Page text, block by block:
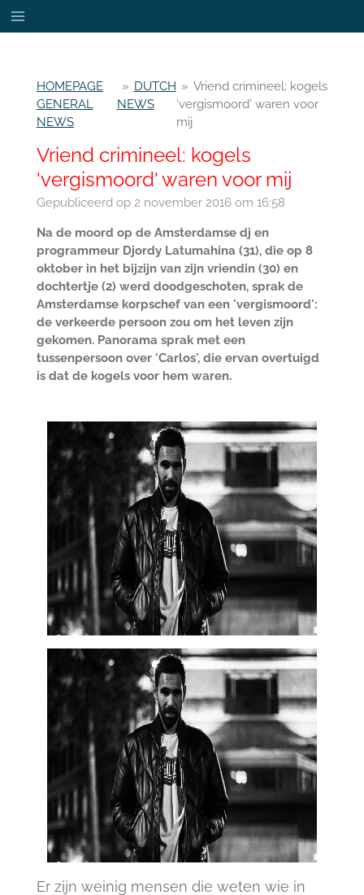
Ga
direct
hoofdinhoud
HOMEPAGE
GENERAL
NEWS
» DUTCH
NEWS
» Vriend crimineel: kogels
'vergismoord' waren voor
mij
Vriend crimineel: kogels
'vergismoord' waren voor mij
Gepubliceerd op 2 november 2016 om 16:58
Na de moord op de Amsterdamse dj en
programmeur Djordy Latumahina (31), die op 8
oktober in het bijzijn van zijn vriendin (30) en
dochtertje (2) werd doodgeschoten, sprak de
Amsterdamse korpschef van een 'vergismoord':
de verkeerde persoon zou om het leven zijn
gekomen. Panorama sprak met een
tussenpersoon over 'Carlos', die ervan overtuigd
is dat de kogels voor hem waren.
Er zijn weinig mensen die weten wie in